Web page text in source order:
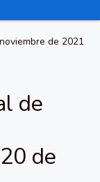
de 2021
de
de